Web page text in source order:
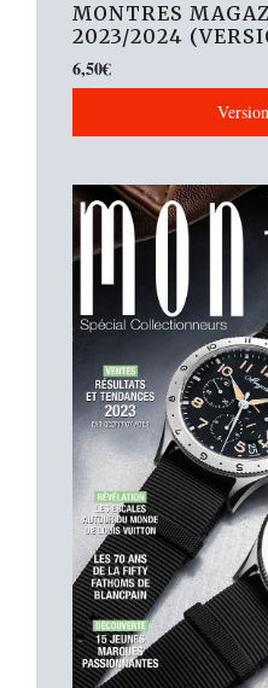
MONTRES
2023/2024
6,50€